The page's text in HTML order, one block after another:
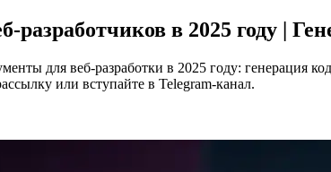
разработчиков в 2025 году |
для веб-разработки в 2025 году: генерация
или вступайте в Telegram-канал.